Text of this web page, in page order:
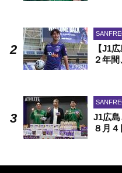
【J1
２年
J1広島
８月